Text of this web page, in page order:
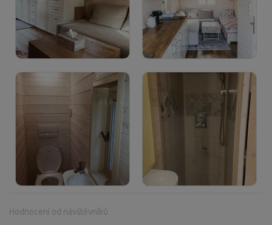
Hodnocení od návštěvníků